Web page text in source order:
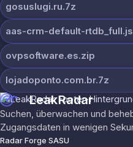
gosuslugi.ru.7z
aas-crm-default-
ovpsoftware.es.zip
lojadoponto.com.br.7z
LeakRadar
Suchen, überwachen und
Zugangsdaten in wenigen
Radar Forge SASU